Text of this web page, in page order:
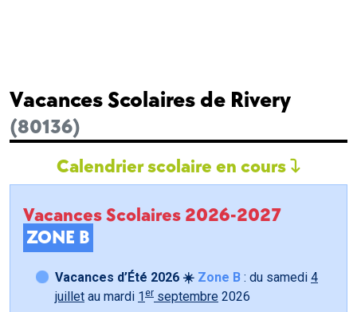
Vacances Scolaires de Rivery
(80136)
Calendrier scolaire en cours
Vacances Scolaires 2026-2027
ZONE B
Vacances d’Été 2026 ☀️ Zone B : du samedi 4
juillet au mardi 1 er septembre 2026